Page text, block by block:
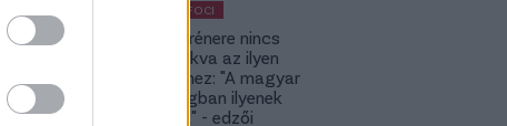
KÜLFÖLDI FOCI
A DVSC trénere nincs
hozzászokva az ilyen
meccsekhez: "A magyar
bajnokságban ilyenek
nincsenek" - edzői